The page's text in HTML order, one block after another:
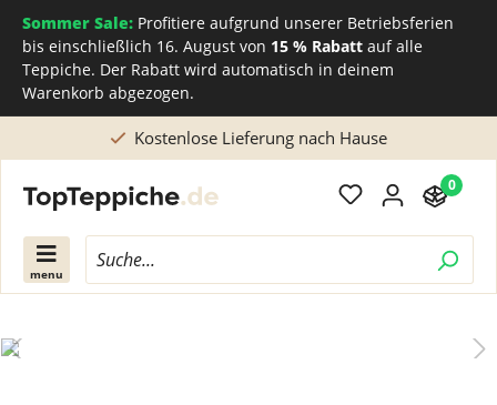
Sommer Sale: Profitiere aufgrund unserer Betriebsferien
bis einschließlich 16. August von 15 % Rabatt auf alle
Teppiche. Der Rabatt wird automatisch in deinem
Warenkorb abgezogen.
Kostenlose Lieferung nach Hause
menu
0